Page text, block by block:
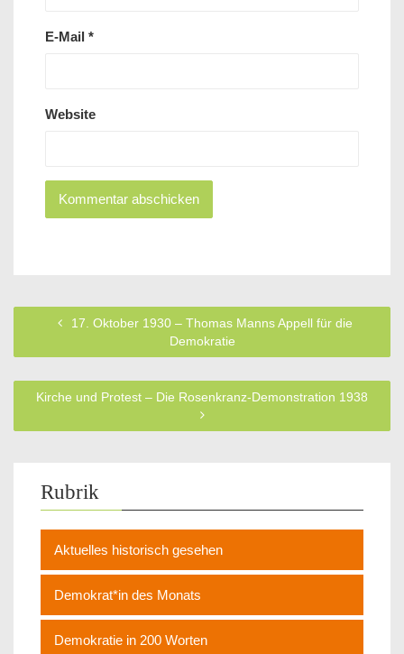
E-Mail *
Website
17. Oktober 1930 – Thomas Manns Appell für die
Demokratie
Kirche und Protest – Die Rosenkranz-Demonstration 1938
Rubrik
Aktuelles historisch gesehen
Demokrat*in des Monats
Demokratie in 200 Worten